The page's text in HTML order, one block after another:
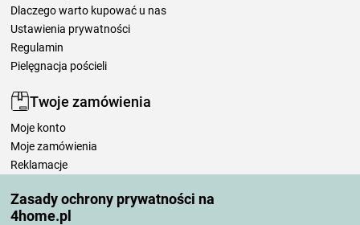
Zasady ochrony prywatności na
4home.pl
Dlaczego warto kupować u nas
Ustawienia prywatności
Regulamin
Pielęgnacja pościeli
Twoje zamówienia
Moje konto
Moje zamówienia
Reklamacje
Zasady przetwarzania recenzji